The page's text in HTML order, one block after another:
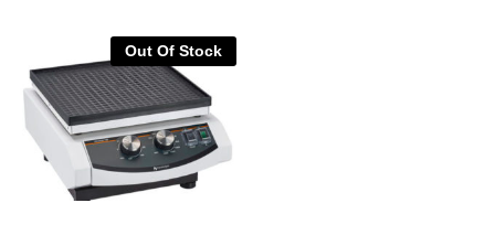
Out Of Stock